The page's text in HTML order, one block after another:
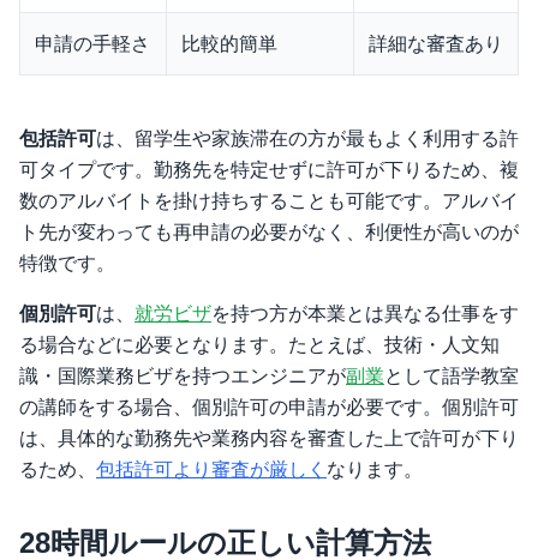
申請の手軽さ 比較的簡単 詳細な審査あり
包括許可は、留学生や家族滞在の方が最もよく利用する許
可タイプです。勤務先を特定せずに許可が下りるため、複
数のアルバイトを掛け持ちすることも可能です。アルバイ
ト先が変わっても再申請の必要がなく、利便性が高いのが
特徴です。
個別許可は、 就労ビザを持つ方が本業とは異なる仕事をす
る場合などに必要となります。たとえば、技術・人文知
識・国際業務ビザを持つエンジニアが副業として語学教室
の講師をする場合、個別許可の申請が必要です。個別許可
は、具体的な勤務先や業務内容を審査した上で許可が下り
るため、 包括許可より審査が厳しく なります。
28時間ルールの正しい計算方法